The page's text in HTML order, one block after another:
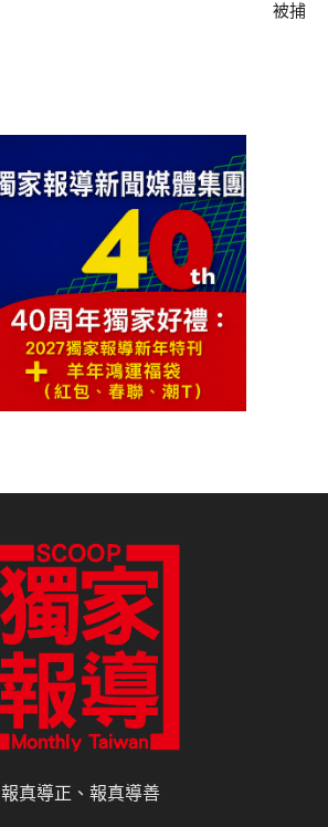
被捕
報真導正、報真導善